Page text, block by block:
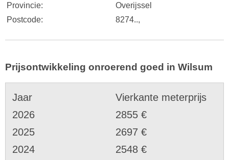
Provincie:
Overijssel
Postcode:
8274..,
Prijsontwikkeling onroerend goed in Wilsum
Jaar
Vierkante meterprijs
2026
2855 €
2025
2697 €
2024
2548 €